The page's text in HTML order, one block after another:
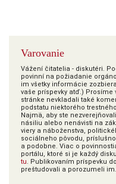
Varovanie
Vážení čitatelia - diskutéri.
povinní na požiadanie
im všetky informácie
vaše príspevky atď.) Prosíme
stránke nevkladali také
podstatu niektorého
Najmä, aby ste
násiliu alebo nenávisti na
viery a náboženstva,
sociálneho pôvodu,
a podobne. Viac o
portálu, ktoré si je každý
tu. Publikovaním príspevku
preštudovali a porozumeli im.